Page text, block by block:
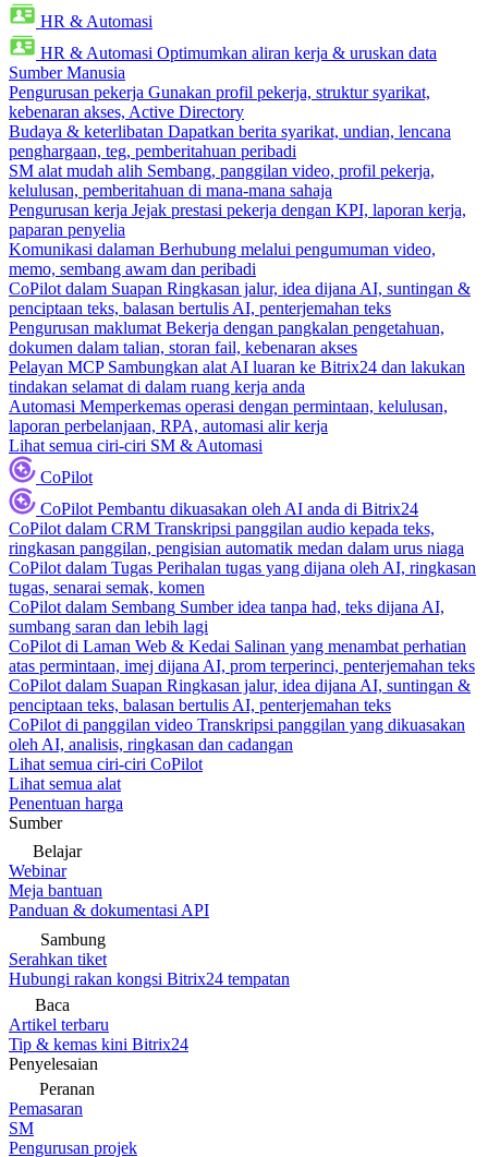
HR & Automasi
HR & Automasi Optimumkan aliran kerja & uruskan data
Sumber Manusia
Pengurusan pekerja Gunakan profil pekerja, struktur syarikat,
kebenaran akses, Active Directory
Budaya & keterlibatan Dapatkan berita syarikat, undian, lencana
penghargaan, teg, pemberitahuan peribadi
SM alat mudah alih Sembang, panggilan video, profil pekerja,
kelulusan, pemberitahuan di mana-mana sahaja
Pengurusan kerja Jejak prestasi pekerja dengan KPI, laporan kerja,
paparan penyelia
Komunikasi dalaman Berhubung melalui pengumuman video,
memo, sembang awam dan peribadi
CoPilot dalam Suapan Ringkasan jalur, idea dijana AI, suntingan &
penciptaan teks, balasan bertulis AI, penterjemahan teks
Pengurusan maklumat Bekerja dengan pangkalan pengetahuan,
dokumen dalam talian, storan fail, kebenaran akses
Pelayan MCP Sambungkan alat AI luaran ke Bitrix24 dan lakukan
tindakan selamat di dalam ruang kerja anda
Automasi Memperkemas operasi dengan permintaan, kelulusan,
laporan perbelanjaan, RPA, automasi alir kerja
Lihat semua ciri-ciri SM & Automasi
CoPilot
CoPilot Pembantu dikuasakan oleh AI anda di Bitrix24
CoPilot dalam CRM Transkripsi panggilan audio kepada teks,
ringkasan panggilan, pengisian automatik medan dalam urus niaga
CoPilot dalam Tugas Perihalan tugas yang dijana oleh AI, ringkasan
tugas, senarai semak, komen
CoPilot dalam Sembang Sumber idea tanpa had, teks dijana AI,
sumbang saran dan lebih lagi
CoPilot di Laman Web & Kedai Salinan yang menambat perhatian
atas permintaan, imej dijana AI, prom terperinci, penterjemahan teks
CoPilot dalam Suapan Ringkasan jalur, idea dijana AI, suntingan &
penciptaan teks, balasan bertulis AI, penterjemahan teks
CoPilot di panggilan video Transkripsi panggilan yang dikuasakan
oleh AI, analisis, ringkasan dan cadangan
Lihat semua ciri-ciri CoPilot
Lihat semua alat
Penentuan harga
Sumber
Belajar
Webinar
Meja bantuan
Panduan & dokumentasi API
Sambung
Serahkan tiket
Hubungi rakan kongsi Bitrix24 tempatan
Baca
Artikel terbaru
Tip & kemas kini Bitrix24
Penyelesaian
Peranan
Pemasaran
SM
Pengurusan projek